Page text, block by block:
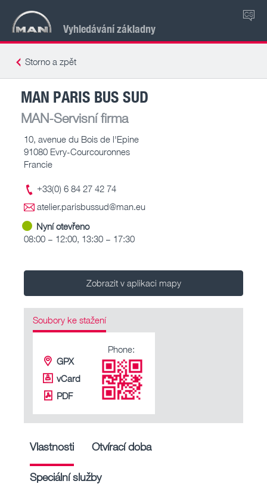
Vyhledávání základny
CS
Storno a zpět
MAN PARIS BUS SUD
MAN-Servisní firma
10, avenue du Bois de l'Epine
91080 Evry-Courcouronnes
Francie
+33(0) 6 84 27 42 74
atelier.parisbussud@man.eu
Nyní otevřeno
08:00 – 12:00, 13:30 – 17:30
Zobrazit v aplikaci mapy
Soubory ke stažení
GPX
vCard
PDF
Phone:
Vlastnosti Otvírací doba
Speciální služby